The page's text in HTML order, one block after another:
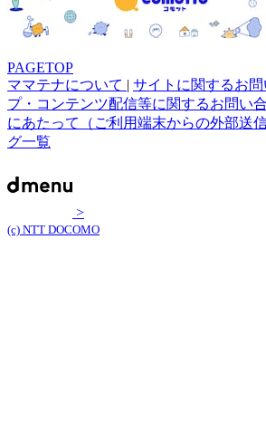
PAGETOP
ママテナについて | サイトに関するお
プ・コンテンツ配信等に関するお問い
にあたって（ご利用端末からの外部送
グ一覧
>
(c) NTT DOCOMO